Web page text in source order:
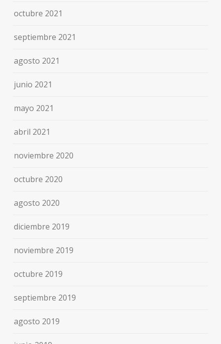
octubre 2021
septiembre 2021
agosto 2021
junio 2021
mayo 2021
abril 2021
noviembre 2020
octubre 2020
agosto 2020
diciembre 2019
noviembre 2019
octubre 2019
septiembre 2019
agosto 2019